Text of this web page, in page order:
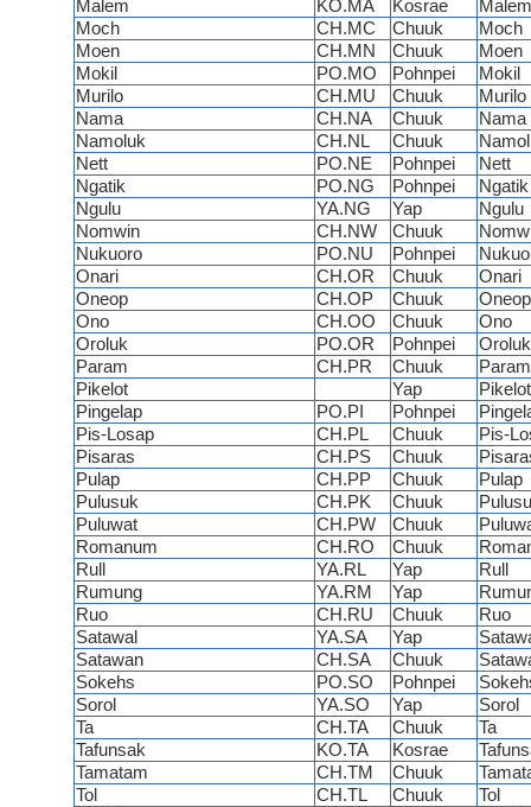
Malem
KO.MA Kosrae
Malem
Moch
CH.MC Chuuk
Moch
Moen
CH.MN Chuuk
Moen
Mokil
PO.MO Pohnpei
Mokil
Murilo
CH.MU Chuuk
Murilo
Nama
CH.NA Chuuk
Nama
Namoluk
CH.NL Chuuk
Nett
PO.NE Pohnpei
Nett
Ngatik
PO.NG Pohnpei
Ngatik
Ngulu
YA.NG Yap
Ngulu
Nomwin
CH.NW Chuuk
Nukuoro
PO.NU Pohnpei
Onari
CH.OR Chuuk
Onari
Oneop
CH.OP Chuuk
Oneop
Ono
CH.OO Chuuk
Ono
Oroluk
PO.OR Pohnpei
Oroluk
Param
CH.PR Chuuk
Param
Pikelot
Yap
Pikelot
Pingelap
PO.PI Pohnpei
Pis-Losap
CH.PL Chuuk
Pis-
Pisaras
CH.PS Chuuk
Pulap
CH.PP Chuuk
Pulap
Pulusuk
CH.PK Chuuk
Puluwat
CH.PW Chuuk
Romanum
CH.RO Chuuk
Rull
YA.RL Yap
Rull
Rumung
YA.RM Yap
Ruo
CH.RU Chuuk
Ruo
Satawal
YA.SA Yap
Satawan
CH.SA Chuuk
Sokehs
PO.SO Pohnpei
Sorol
YA.SO Yap
Sorol
Ta
CH.TA Chuuk
Ta
Tafunsak
KO.TA Kosrae
Tamatam
CH.TM Chuuk
Tol
CH.TL Chuuk
Tol